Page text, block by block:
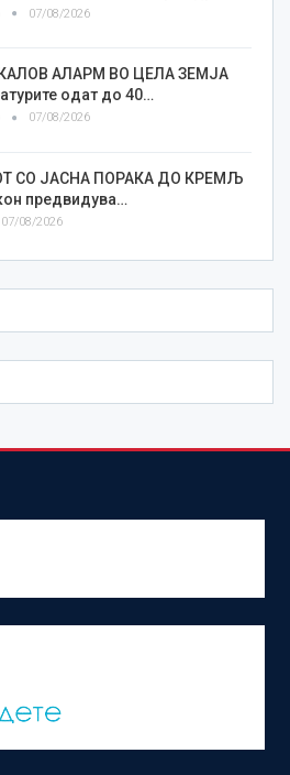
07/08/2026
АЛАРМ ВО ЦЕЛА ЗЕМЈА
одат до 40…
07/08/2026
СО ЈАСНА ПОРАКА ДО КРЕМЉ
предвидува…
07/08/2026